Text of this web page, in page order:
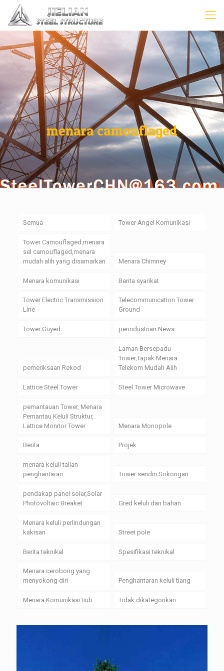
menara camouflaged
Semua Tower Angel Komunikasi
Tower Camouflaged,menara
sel camouflaged,menara
mudah alih yang disamarkan
Menara Chimney
Menara komunikasi Berita syarikat
Tower Electric Transmission
Line
Telecommunication Tower
Ground
Tower Guyed perindustrian News
pemeriksaan Rekod
Laman Bersepadu
Tower,Tapak Menara
Telekom Mudah Alih
Lattice Steel Tower Steel Tower Microwave
pemantauan Tower, Menara
Pemantau Keluli Struktur,
Lattice Monitor Tower
Menara Monopole
Berita Projek
menara keluli talian
penghantaran
Tower sendiri Sokongan
pendakap panel solar,Solar
Photovoltaic Breaket
Gred keluli dan bahan
Menara keluli perlindungan
kakisan
Street pole
Berita teknikal Spesifikasi teknikal
Menara cerobong yang
menyokong diri
Penghantaran keluli tiang
Menara Komunikasi tiub Tidak dikategorikan